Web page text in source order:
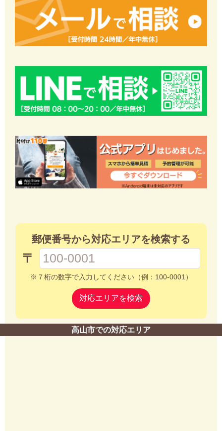
郵便番号から対応エリアを検索する
〒
※７桁の数字で入力してください（例：100-0001）
対応エリアを検索
高山市での対応エリア